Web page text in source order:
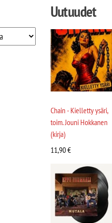
Uutuudet
Chain - Kielletty ysäri,
toim. Jouni Hokkanen
(kirja)
11,90€